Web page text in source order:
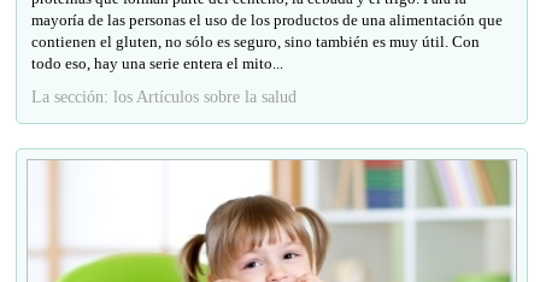
mayoría de las personas el uso de los productos de una alimentación que
contienen el gluten, no sólo es seguro, sino también es muy útil. Con
todo eso, hay una serie entera el mito...
La sección: los Artículos sobre la salud